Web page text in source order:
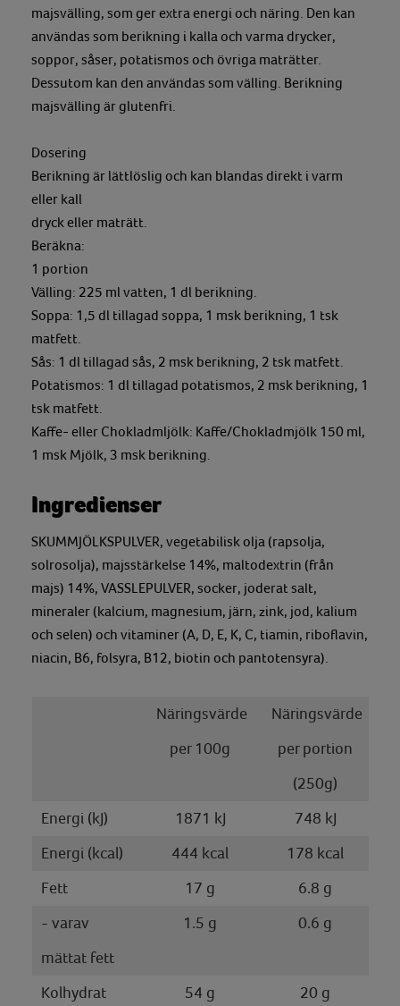
majsvälling, som ger extra energi och näring. Den kan
användas som berikning i kalla och varma drycker,
soppor, såser, potatismos och övriga maträtter.
Dessutom kan den användas som välling. Berikning
majsvälling är glutenfri.
Dosering
Berikning är lättlöslig och kan blandas direkt i varm
eller kall
dryck eller maträtt.
Beräkna:
1 portion
Välling: 225 ml vatten, 1 dl berikning.
Soppa: 1,5 dl tillagad soppa, 1 msk berikning, 1 tsk
matfett.
Sås: 1 dl tillagad sås, 2 msk berikning, 2 tsk matfett.
Potatismos: 1 dl tillagad potatismos, 2 msk berikning, 1
tsk matfett.
Kaffe- eller Chokladmljölk: Kaffe/Chokladmjölk 150 ml,
1 msk Mjölk, 3 msk berikning.
Ingredienser
SKUMMJÖLKSPULVER, vegetabilisk olja (rapsolja,
solrosolja), majsstärkelse 14%, maltodextrin (från
majs) 14%, VASSLEPULVER, socker, joderat salt,
mineraler (kalcium, magnesium, järn, zink, jod, kalium
och selen) och vitaminer (A, D, E, K, C, tiamin, riboflavin,
niacin, B6, folsyra, B12, biotin och pantotensyra).
Näringsvärde
per 100g
Näringsvärde
per portion
(250g)
Energi (kJ)
1871 kJ
748 kJ
Energi (kcal)
444 kcal
178 kcal
Fett
17 g
6.8 g
- varav
mättat fett
1.5 g 0.6 g
Kolhydrat 54 g
20 g